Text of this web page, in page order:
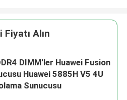
Fiyatı Alın
DIMM'ler Huawei Fusion
Huawei 5885H V5 4U
Sunucusu